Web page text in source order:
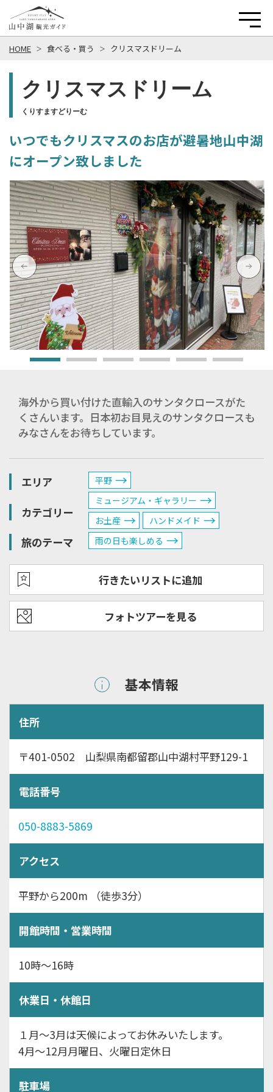
HOME 食べる・買う クリスマスドリーム
クリスマスドリーム
くりすますどりーむ
いつでもクリスマスのお店が避暑地山中湖
にオープン致しました
海外から買い付けた直輸入のサンタクロースがた
くさんいます。日本初お目見えのサンタクロースも
みなさんをお待ちしています。
エリア 平野
カテゴリー
ミュージアム・ギャラリー
お土産
ハンドメイド
旅のテーマ 雨の日も楽しめる
行きたいリストに追加
フォトツアーを見る
基本情報
住所
〒401-0502 山梨県南都留郡山中湖村平野129-1
電話番号
050-8883-5869
アクセス
平野から200m （徒歩3分）
開館時間・営業時間
10時～16時
休業日・休館日
１月～3月は天候によってお休みいたします。
4月～12月月曜日、火曜日定休日
駐車場